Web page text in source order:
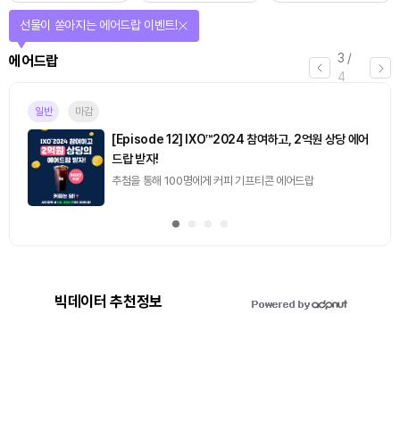
3 /
4
에어드랍
선물이 쏟아지는 에어드랍 이벤트!
일반 마감
[Episode 12] IXO™2024 참여하고, 2억원 상당 에어
드랍 받자!
추첨을 통해 100명에게 커피 기프티콘 에어드랍
빅데이터 추천정보